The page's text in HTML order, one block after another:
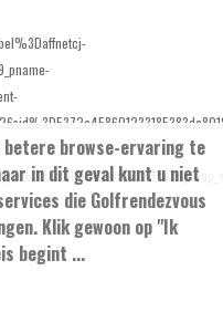
betere browse-ervaring te
in dit geval kunt u niet
die Golfrendezvous
Klik gewoon op "Ik
begint ...